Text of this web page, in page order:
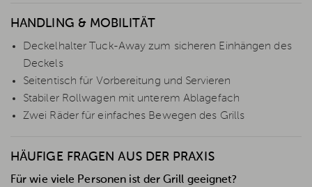
HANDLING & MOBILITÄT
Deckelhalter Tuck-Away zum sicheren Einhängen des
Deckels
Seitentisch für Vorbereitung und Servieren
Stabiler Rollwagen mit unterem Ablagefach
Zwei Räder für einfaches Bewegen des Grills
HÄUFIGE FRAGEN AUS DER PRAXIS
Für wie viele Personen ist der Grill geeignet?